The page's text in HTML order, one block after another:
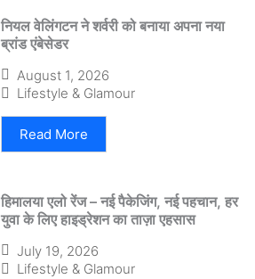
नियल वेलिंगटन ने शर्वरी को बनाया अपना नया
ब्रांड एंबेसेडर
August 1, 2026
Lifestyle & Glamour
Read More
हिमालया एलो रेंज – नई पैकेजिंग, नई पहचान, हर
युवा के लिए हाइड्रेशन का ताज़ा एहसास
July 19, 2026
Lifestyle & Glamour